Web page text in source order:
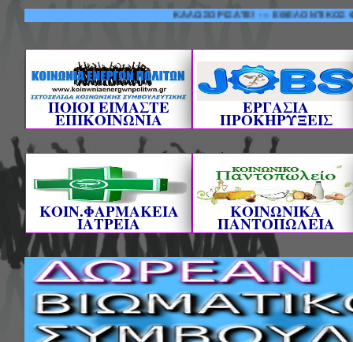
ΚΑΛΩΣΟΡΙΣΑΤΕ! --- ΕΘΕΛΟΝΤΙΚΟΣ
ΠΟΙΟΙ ΕΙΜΑΣΤΕ
ΕΠΙΚΟΙΝΩΝΙΑ
ΕΡΓΑΣΙΑ
ΠΡΟΚΗΡΥΞΕΙΣ
ΚΟΙΝ.ΦΑΡΜΑΚΕΙΑ
ΙΑΤΡΕΙΑ
ΚΟΙΝΩΝΙΚΑ
ΠΑΝΤΟΠΩΛΕΙΑ